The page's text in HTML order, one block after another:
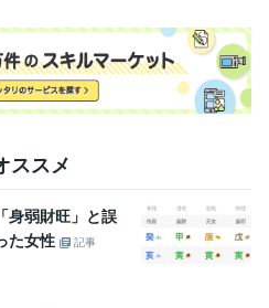
ススメ
身弱財旺」と誤
た女性
記事